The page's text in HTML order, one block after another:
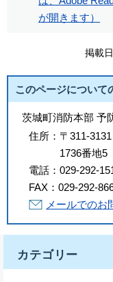
が開きます）
掲載
このページについて
茨城町消防本部 予
住所： 〒311-
1736番地5
電話： 029-292-
FAX： 029-292-
メールでのお
カテゴリー